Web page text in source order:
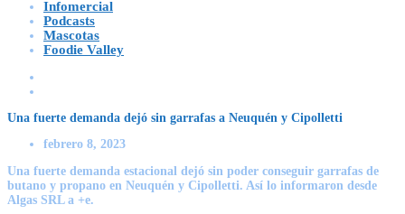
Infomercial
Podcasts
Mascotas
Foodie Valley
Una fuerte demanda dejó sin garrafas a Neuquén y Cipolletti
febrero 8, 2023
Una fuerte demanda estacional dejó sin poder conseguir garrafas de
butano y propano en Neuquén y Cipolletti. Así lo informaron desde
Algas SRL a +e.